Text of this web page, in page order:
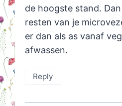
de hoogste stand.
resten van je
er dan als as vanaf
afwassen.
Reply